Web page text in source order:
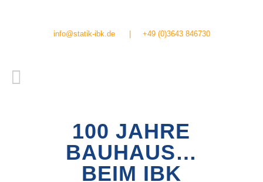
info@statik-ibk.de| +49 (0)3643 846730
100 JAHRE
BAUHAUS…
BEIM IBK